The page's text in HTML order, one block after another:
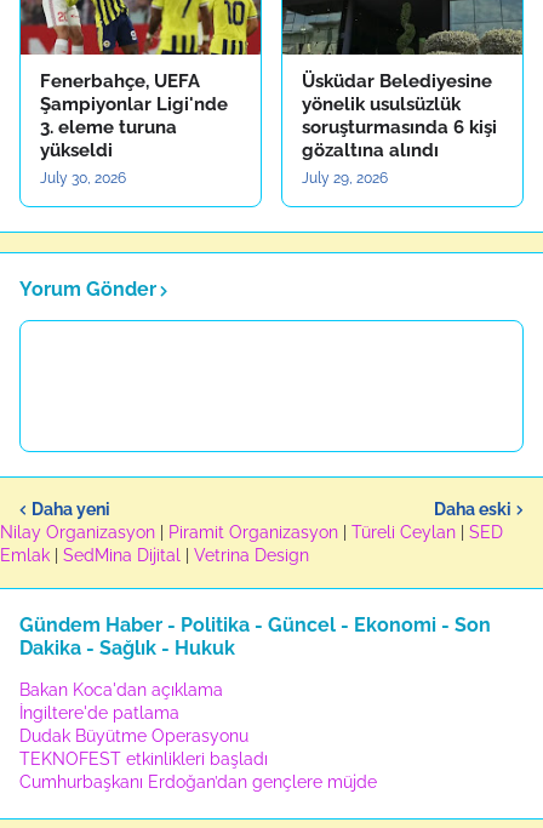
Fenerbahçe, UEFA
Şampiyonlar Ligi'nde
3. eleme turuna
yükseldi
July 30, 2026
Üsküdar Belediyesine
yönelik usulsüzlük
soruşturmasında 6 kişi
gözaltına alındı
July 29, 2026
Yorum Gönder
Daha yeni
Daha eski
Nilay Organizasyon
Piramit Organizasyon Türeli Ceylan
SED
Emlak
SedMina Dijital Vetrina Design
Gündem Haber - Politika - Güncel - Ekonomi - Son
Dakika - Sağlık - Hukuk
Bakan Koca'dan açıklama
İngiltere'de patlama
Dudak Büyütme Operasyonu
TEKNOFEST etkinlikleri başladı
Cumhurbaşkanı Erdoğan’dan gençlere müjde